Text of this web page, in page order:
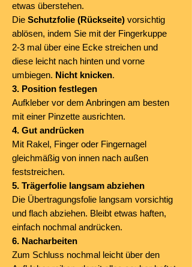
etwas überstehen.
Die Schutzfolie (Rückseite) vorsichtig
ablösen, indem Sie mit der Fingerkuppe
2-3 mal über eine Ecke streichen und
diese leicht nach hinten und vorne
umbiegen. Nicht knicken.
3. Position festlegen
Aufkleber vor dem Anbringen am besten
mit einer Pinzette ausrichten.
4. Gut andrücken
Mit Rakel, Finger oder Fingernagel
gleichmäßig von innen nach außen
feststreichen.
5. Trägerfolie langsam abziehen
Die Übertragungsfolie langsam vorsichtig
und flach abziehen. Bleibt etwas haften,
einfach nochmal andrücken.
6. Nacharbeiten
Zum Schluss nochmal leicht über den